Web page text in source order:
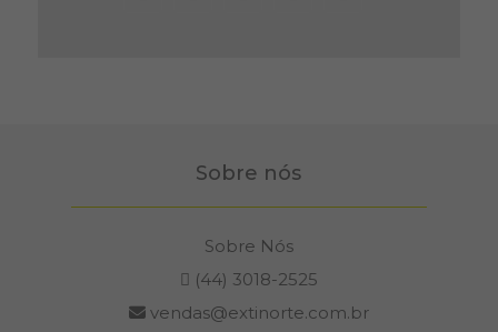
Sobre nós
Sobre Nós
(44) 3018-2525
vendas@extinorte.com.br